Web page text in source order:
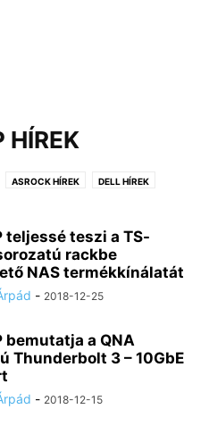
HÍREK
ASROCK HÍREK DELL HÍREK
LG HÍREK
QNAP HÍREK SAMSUNG HÍREK
HÍREK TENDA HÍREK
HÍREK
teljessé teszi a TS-
rackbe
NAS termékkínálatát
- 2018-12-25
bemutatja a QNA
Thunderbolt 3 – 10GbE
- 2018-12-15